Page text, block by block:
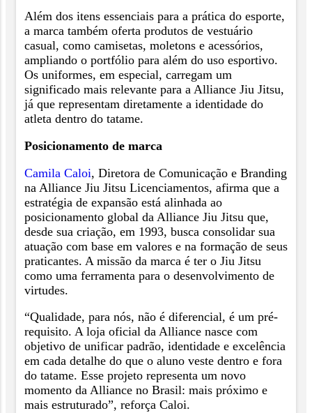
Além dos itens essenciais para a prática do esporte,
a marca também oferta produtos de vestuário
casual, como camisetas, moletons e acessórios,
ampliando o portfólio para além do uso esportivo.
Os uniformes, em especial, carregam um
significado mais relevante para a Alliance Jiu Jitsu,
já que representam diretamente a identidade do
atleta dentro do tatame.
Posicionamento de marca
Camila Caloi, Diretora de Comunicação e Branding
na Alliance Jiu Jitsu Licenciamentos, afirma que a
estratégia de expansão está alinhada ao
posicionamento global da Alliance Jiu Jitsu que,
desde sua criação, em 1993, busca consolidar sua
atuação com base em valores e na formação de seus
praticantes. A missão da marca é ter o Jiu Jitsu
como uma ferramenta para o desenvolvimento de
virtudes.
“Qualidade, para nós, não é diferencial, é um pré-
requisito. A loja oficial da Alliance nasce com
objetivo de unificar padrão, identidade e excelência
em cada detalhe do que o aluno veste dentro e fora
do tatame. Esse projeto representa um novo
momento da Alliance no Brasil: mais próximo e
mais estruturado”, reforça Caloi.